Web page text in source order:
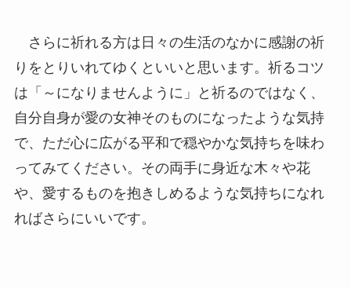
さらに祈れる方は日々の生活のなかに感謝の祈
りをとりいれてゆくといいと思います。祈るコツ
は「～になりませんように」と祈るのではなく、
自分自身が愛の女神そのものになったような気持
で、ただ心に広がる平和で穏やかな気持ちを味わ
ってみてください。その両手に身近な木々や花
や、愛するものを抱きしめるような気持ちになれ
ればさらにいいです。